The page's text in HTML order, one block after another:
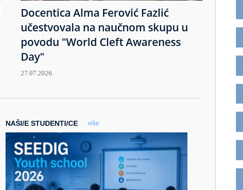
Docentica Alma Ferović Fazlić
učestvovala na naučnom skupu u
povodu "World Cleft Awareness
Day"
27.07.2026.
NAŠI/E STUDENTI/CE više